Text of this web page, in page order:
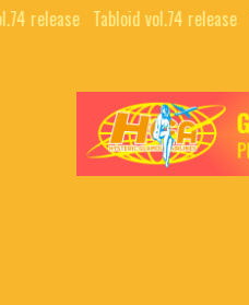
release⠀ Tabloid vol.74 release⠀